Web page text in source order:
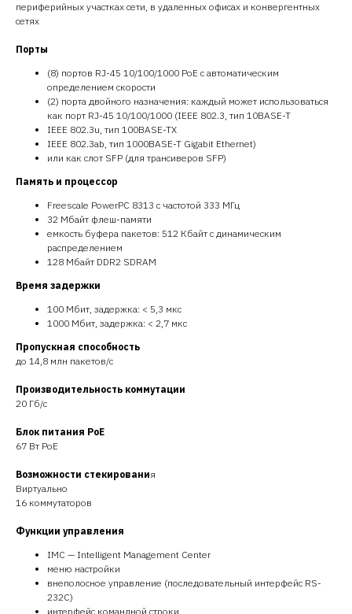
периферийных участках сети, в удаленных офисах и конвергентных
сетях
Порты
(8) портов RJ-45 10/100/1000 PoE с автоматическим
определением скорости
(2) порта двойного назначения: каждый может использоваться
как порт RJ-45 10/100/1000 (IEEE 802.3, тип 10BASE-T
IEEE 802.3u, тип 100BASE-TX
IEEE 802.3ab, тип 1000BASE-T Gigabit Ethernet)
или как слот SFP (для трансиверов SFP)
Память и процессор
Freescale PowerPC 8313 с частотой 333 МГц
32 Мбайт флеш-памяти
емкость буфера пакетов: 512 Кбайт с динамическим
распределением
128 Мбайт DDR2 SDRAM
Время задержки
100 Мбит, задержка: < 5,3 мкс
1000 Мбит, задержка: < 2,7 мкс
Пропускная способность
до 14,8 млн пакетов/с
Производительность коммутации
20 Гб/с
Блок питания PoE
67 Вт PoE
Возможности стекирования
Виртуально
16 коммутаторов
Функции управления
IMC — Intelligent Management Center
меню настройки
внеполосное управление (последовательный интерфейс RS-
232C)
интерфейс командной строки